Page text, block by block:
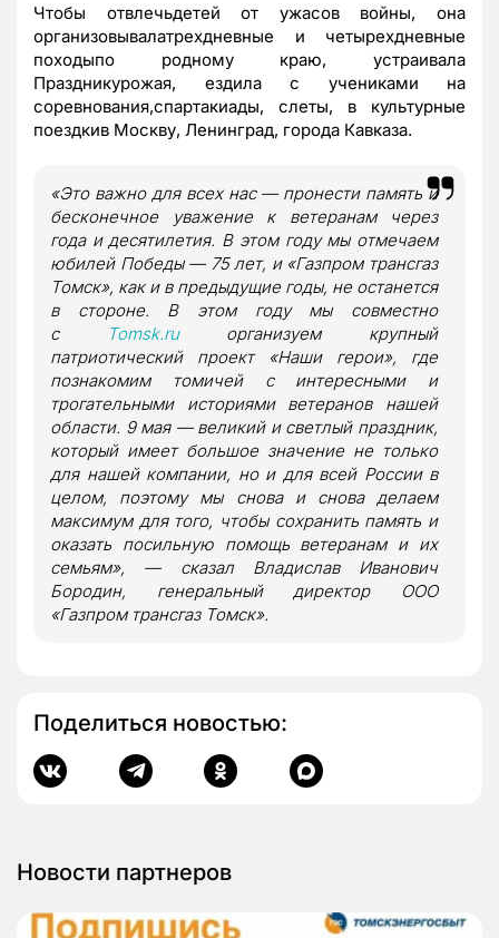
Чтобы отвлечьдетей от ужасов войны, она
организовывалатрехдневные и четырехдневные
походыпо родному краю, устраивала
Праздникурожая, ездила с учениками на
соревнования,спартакиады, слеты, в культурные
поездкив Москву, Ленинград, города Кавказа.
«Это важно для всех нас — пронести память и
бесконечное уважение к ветеранам через
года и десятилетия. В этом году мы отмечаем
юбилей Победы — 75 лет, и «Газпром трансгаз
Томск», как и в предыдущие годы, не останется
в стороне. В этом году мы совместно
с
Tomsk.ru
организуем крупный
патриотический проект «Наши герои», где
познакомим томичей с интересными и
трогательными историями ветеранов нашей
области. 9 мая — великий и светлый праздник,
который имеет большое значение не только
для нашей компании, но и для всей России в
целом, поэтому мы снова и снова делаем
максимум для того, чтобы сохранить память и
оказать посильную помощь ветеранам и их
семьям», — сказал Владислав Иванович
Бородин, генеральный директор ООО
«Газпром трансгаз Томск».
Поделиться новостью:
Новости партнеров